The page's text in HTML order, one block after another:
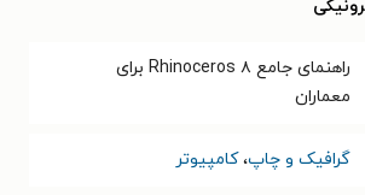
راهنمای جامع Rhinoceros ۸ برای
معماران
گرافیک و چاپ،کامپیوتر